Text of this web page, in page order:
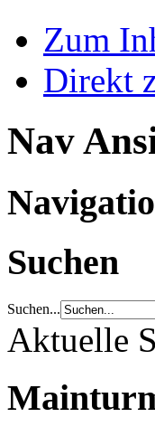
Zum
Direkt
Nav
Suchen
Suchen...
Aktuelle